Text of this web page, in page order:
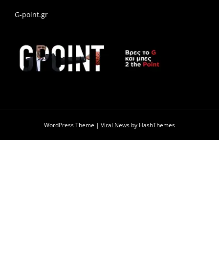
G-point.gr
WordPress Theme | Viral News by HashThemes